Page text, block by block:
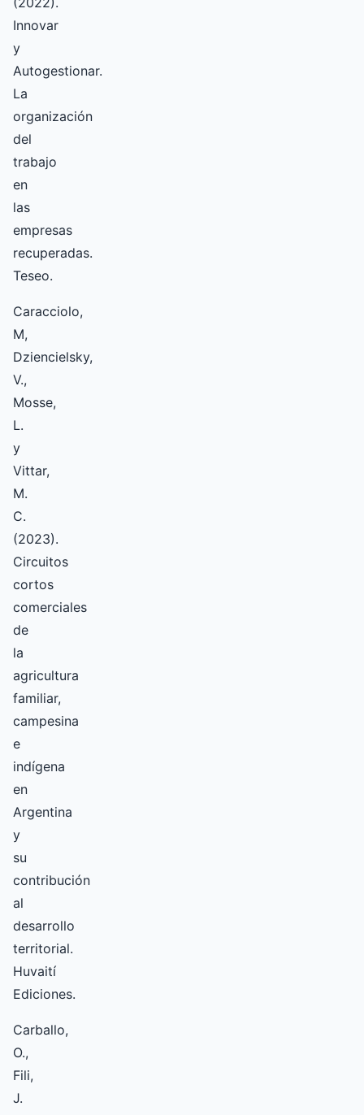
Innovar
y
Autogestionar.
La
organización
del
trabajo
en
las
empresas
recuperadas.
Teseo.
Caracciolo,
M,
Dziencielsky,
V.,
Mosse,
L.
y
Vittar,
M.
C.
(2023).
Circuitos
cortos
comerciales
de
la
agricultura
familiar,
campesina
e
indígena
en
Argentina
y
su
contribución
al
desarrollo
territorial.
Huvaití
Ediciones.
Carballo,
O.,
Fili,
J.